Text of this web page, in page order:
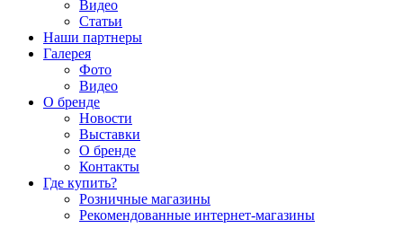
Видео
Статьи
Наши партнеры
Галерея
Фото
Видео
О бренде
Новости
Выставки
О бренде
Контакты
Где купить?
Розничные магазины
Рекомендованные интернет-магазины